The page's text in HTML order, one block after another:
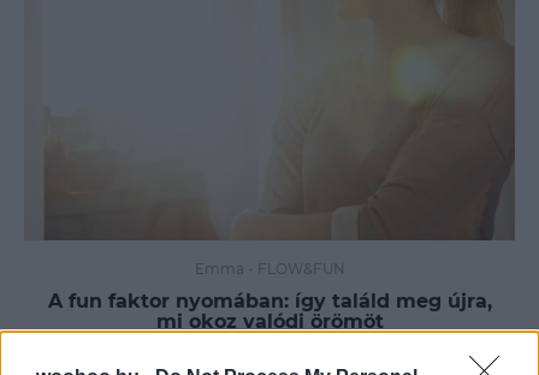
Emma - FLOW&FUN
A fun faktor nyomában: így találd meg újra,
mi okoz valódi örömöt
A valódi öröm nem mindig hasznos, látványos vagy